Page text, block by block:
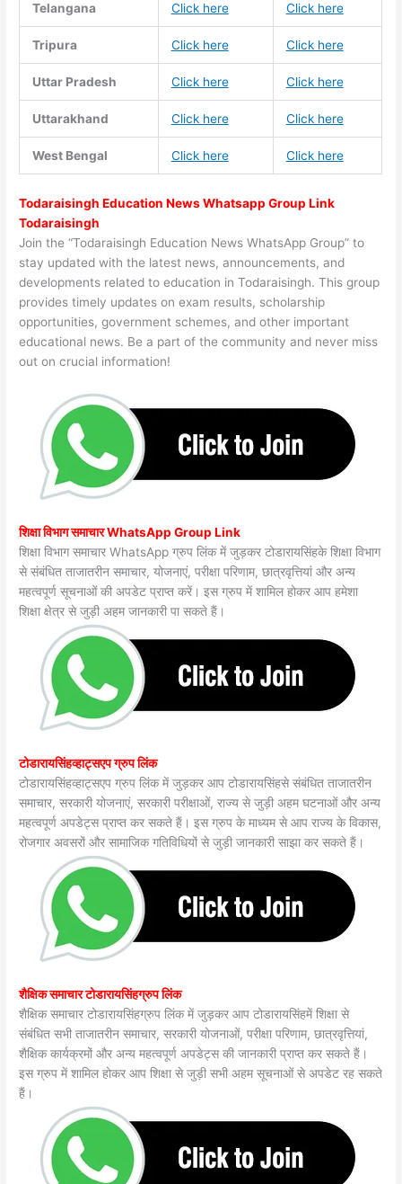
Telangana Click here Click here
Tripura Click here Click here
Uttar Pradesh Click here Click here
Uttarakhand Click here Click here
West Bengal Click here Click here
Todaraisingh Education News Whatsapp Group Link
Todaraisingh
Join the “Todaraisingh Education News WhatsApp Group” to
stay updated with the latest news, announcements, and
developments related to education in Todaraisingh. This group
provides timely updates on exam results, scholarship
opportunities, government schemes, and other important
educational news. Be a part of the community and never miss
out on crucial information!
शिक्षा विभाग समाचार WhatsApp Group Link
शिक्षा विभाग समाचार WhatsApp ग्रुप लिंक में जुड़कर टोडारायसिंहके शिक्षा विभाग
से संबंधित ताजातरीन समाचार, योजनाएं, परीक्षा परिणाम, छात्रवृत्तियां और अन्य
महत्वपूर्ण सूचनाओं की अपडेट प्राप्त करें। इस ग्रुप में शामिल होकर आप हमेशा
शिक्षा क्षेत्र से जुड़ी अहम जानकारी पा सकते हैं।
टोडारायसिंहव्हाट्सएप ग्रुप लिंक
टोडारायसिंहव्हाट्सएप ग्रुप लिंक में जुड़कर आप टोडारायसिंहसे संबंधित ताजातरीन
समाचार, सरकारी योजनाएं, सरकारी परीक्षाओं, राज्य से जुड़ी अहम घटनाओं और अन्य
महत्वपूर्ण अपडेट्स प्राप्त कर सकते हैं। इस ग्रुप के माध्यम से आप राज्य के विकास,
रोजगार अवसरों और सामाजिक गतिविधियों से जुड़ी जानकारी साझा कर सकते हैं।
शैक्षिक समाचार टोडारायसिंहग्रुप लिंक
शैक्षिक समाचार टोडारायसिंहग्रुप लिंक में जुड़कर आप टोडारायसिंहमें शिक्षा से
संबंधित सभी ताजातरीन समाचार, सरकारी योजनाओं, परीक्षा परिणाम, छात्रवृत्तियां,
शैक्षिक कार्यक्रमों और अन्य महत्वपूर्ण अपडेट्स की जानकारी प्राप्त कर सकते हैं।
इस ग्रुप में शामिल होकर आप शिक्षा से जुड़ी सभी अहम सूचनाओं से अपडेट रह सकते
हैं।